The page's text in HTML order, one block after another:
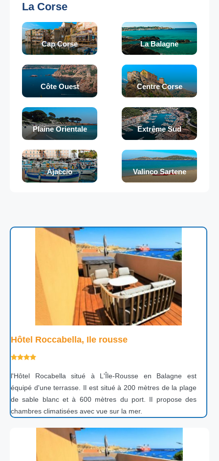
La Corse
Cap Corse La Balagne
Côte Ouest Centre Corse
Plaine Orientale Extrême Sud
Ajaccio Valinco Sartene
Hôtel Roccabella, Ile rousse
l'Hôtel Rocabella situé à L'Île-Rousse en Balagne est
équipé d'une terrasse. Il est situé à 200 mètres de la plage
de sable blanc et à 600 mètres du port. Il propose des
chambres climatisées avec vue sur la mer.